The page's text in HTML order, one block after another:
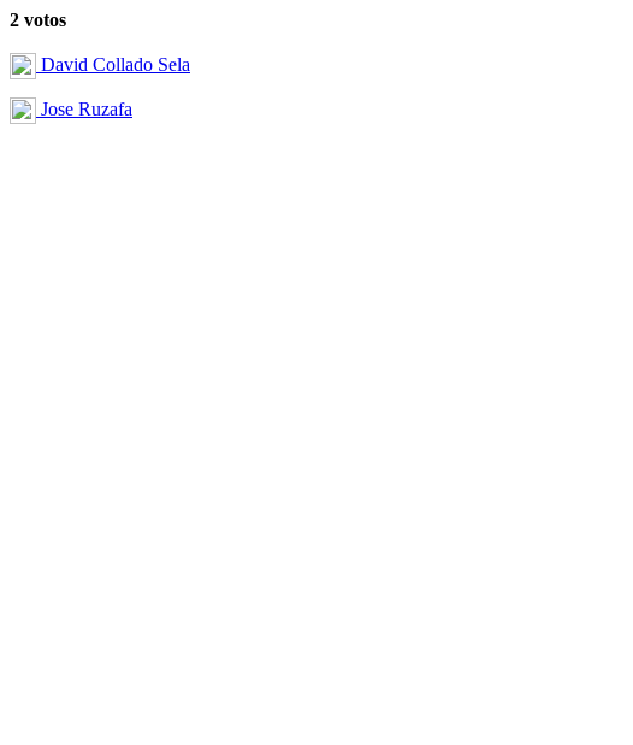
2 votos
David Collado Sela
Jose Ruzafa